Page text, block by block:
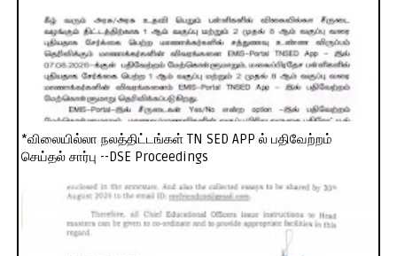
*விலையில்லா நலத்திட்டங்கள் TN SED APP ல் பதிவேற்றம்
செய்தல் சார்பு --DSE Proceedings